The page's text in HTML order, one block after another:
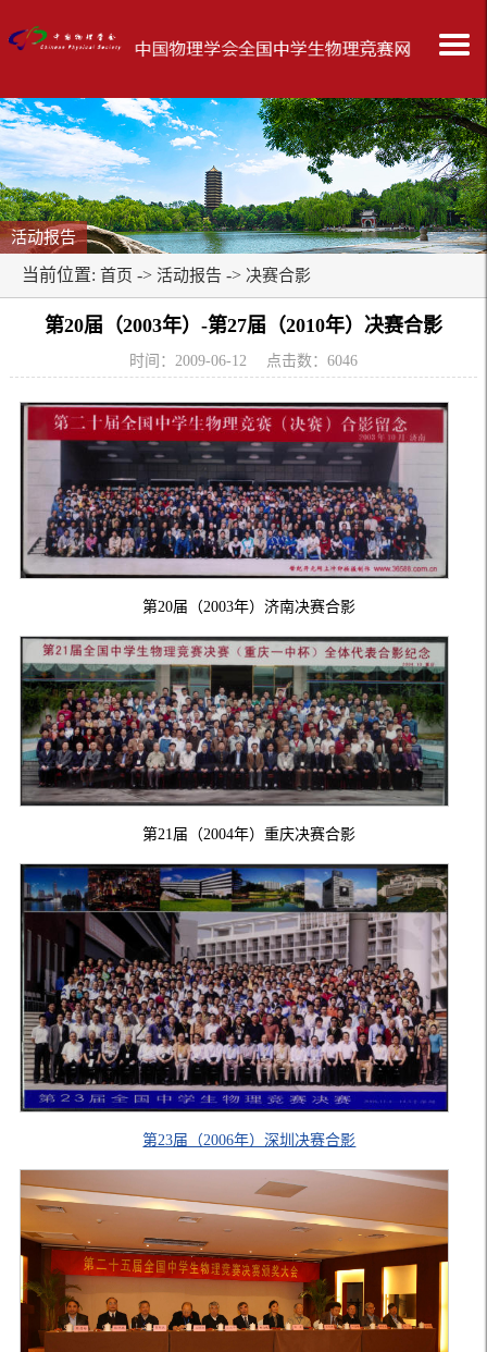
活动报告
当前位置: 首页 -> 活动报告 -> 决赛合影
第20届（2003年）-第27届（2010年）决赛合影
时间：2009-06-12 点击数： 6046
第20届（2003年）济南决赛合影
第21届（2004年）重庆决赛合影
第23届（2006年）深圳决赛合影